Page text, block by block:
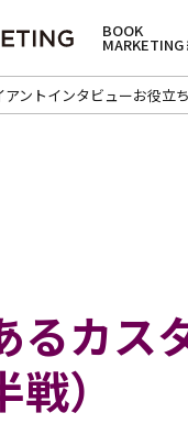
BOOK
MARKETING
アントインタビューお役立
るカス
）